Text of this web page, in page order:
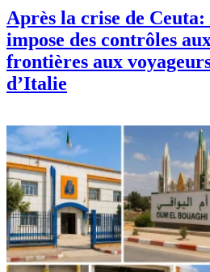
Après la crise de Ceuta:
impose des contrôles
frontières aux
d’Italie